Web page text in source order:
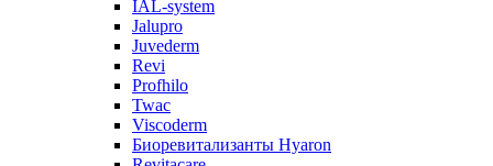
IAL-system
Jalupro
Juvederm
Revi
Profhilo
Twac
Viscoderm
Биоревитализанты Hyaron